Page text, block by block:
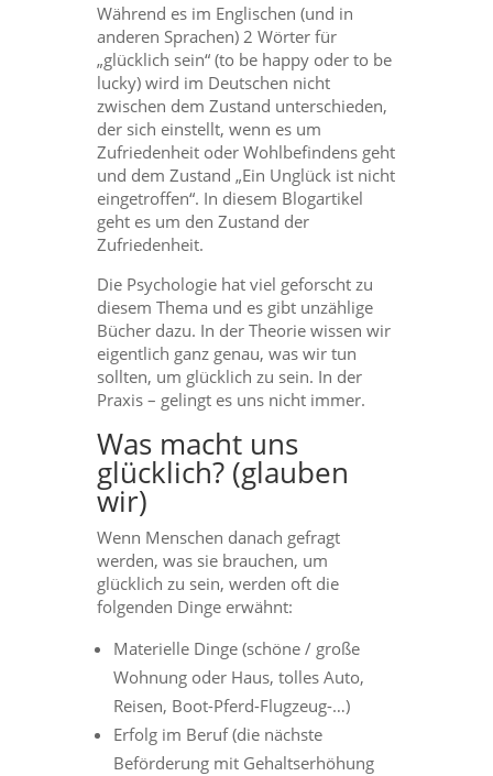
Während es im Englischen (und in
anderen Sprachen) 2 Wörter für
„glücklich sein“ (to be happy oder to be
lucky) wird im Deutschen nicht
zwischen dem Zustand unterschieden,
der sich einstellt, wenn es um
Zufriedenheit oder Wohlbefindens geht
und dem Zustand „Ein Unglück ist nicht
eingetroffen“. In diesem Blogartikel
geht es um den Zustand der
Zufriedenheit.
Die Psychologie hat viel geforscht zu
diesem Thema und es gibt unzählige
Bücher dazu. In der Theorie wissen wir
eigentlich ganz genau, was wir tun
sollten, um glücklich zu sein. In der
Praxis – gelingt es uns nicht immer.
Was macht uns
glücklich? (glauben
wir)
Wenn Menschen danach gefragt
werden, was sie brauchen, um
glücklich zu sein, werden oft die
folgenden Dinge erwähnt:
Materielle Dinge (schöne / große
Wohnung oder Haus, tolles Auto,
Reisen, Boot-Pferd-Flugzeug-…)
Erfolg im Beruf (die nächste
Beförderung mit Gehaltserhöhung